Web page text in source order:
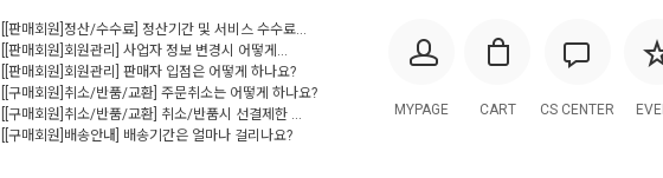
[[판매회원]정산/수수료] 정산기간 및 서비스 수수료...
[[판매회원]회원관리] 사업자 정보 변경시 어떻게...
[[판매회원]회원관리] 판매자 입점은 어떻게 하나요?
[[구매회원]취소/반품/교환] 주문취소는 어떻게 하나요?
[[구매회원]취소/반품/교환] 취소/반품시 선결제한 ...
[[구매회원]배송안내] 배송기간은 얼마나 걸리나요?
MYPAGE CART CS CENTER